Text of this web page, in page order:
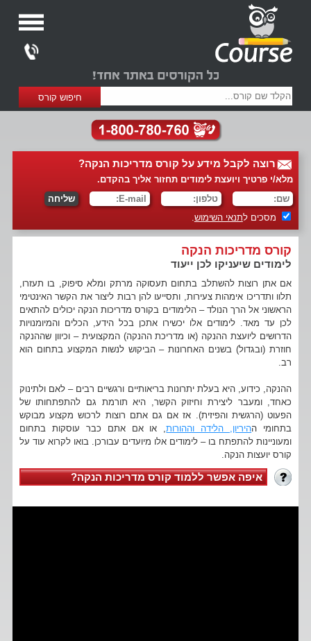
רוצה לקבל מידע על קורס מדריכות הנקה?
מלא/י פרטיך ויועצת לימודים תחזור אליך בהקדם.
מסכים לתנאי השימוש.
קורס מדריכות הנקה
לימודים שיעניקו לכן ייעוד
אם אתן רוצות להשתלב בתחום תעסוקה מרתק ומלא סיפוק, בו תעזרו,
תלוו ותדריכו אימהות צעירות, ותסייעו להן רבות ליצור את הקשר האינטימי
הראשוני אל הרך הנולד – הלימודים בקורס מדריכות הנקה יכולים להתאים
לכן עד מאד. לימודים אלו יכשירו אתכן בכל הידע, הכלים והמיומנויות
הדרושים ליועצת ההנקה (או מדריכת ההנקה) המקצועית – וכיוון שההנקה
חוזרת (ובגדול) בשנים האחרונות – הביקוש לנשות המקצוע בתחום הוא
רב.
ההנקה, כידוע, היא בעלת יתרונות בריאותיים ורגשיים רבים – לאם ולתינוק
כאחד, ומעבר ליצירת וחיזוק הקשר, היא תורמת גם להתפתחותו של
הפעוט (הרגשית והפיזית). אז אם גם אתם רוצות לרכוש מקצוע מבוקש
בתחומי ההיריון, הלידה וההורות, או אם אתם כבר עוסקות בתחום
ומעוניינות להתפתח בו – לימודים אלו מיועדים עבורכן. בואו לקרוא עוד על
קורס יועצות הנקה.
איפה אפשר ללמוד קורס מדריכות הנקה?